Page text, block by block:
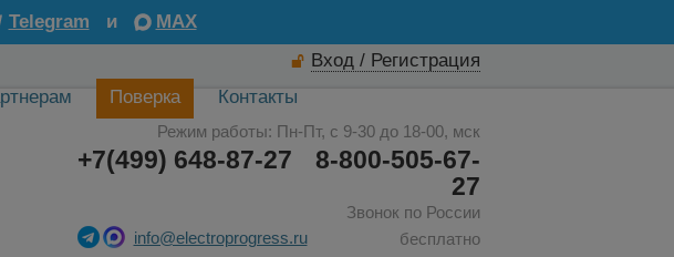
Telegram и
MAX
Вход / Регистрация
Поверка Контакты
Режим работы: Пн-Пт, с 9-30 до 18-00, мск
8-800-505-67-
27
Звонок по России
бесплатно
+7(499) 648-87-27
info@electroprogress.ru